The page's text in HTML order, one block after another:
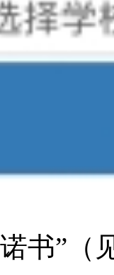
书”（